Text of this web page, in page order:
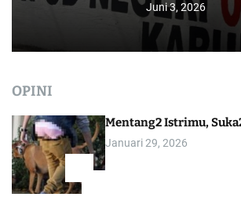
Juni 3, 2026
OPINI
Mentang2 Istrimu,
Januari 29, 2026